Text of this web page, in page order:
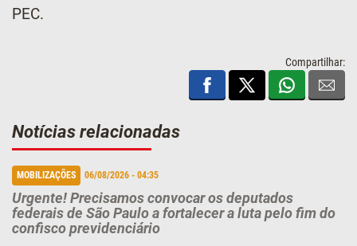
PEC.
Compartilhar:
Notícias relacionadas
MOBILIZAÇÕES 06/08/2026 - 04:35
Urgente! Precisamos convocar os deputados
federais de São Paulo a fortalecer a luta pelo fim do
confisco previdenciário